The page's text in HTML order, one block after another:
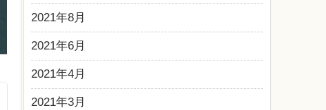
2021年8月
2021年6月
2021年4月
2021年3月